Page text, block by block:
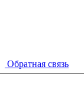
Обратная связь